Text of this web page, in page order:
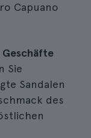
Capuano
Geschäfte
Sie
Sandalen
des